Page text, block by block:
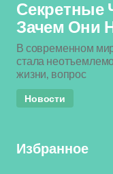
Секретные
Зачем Они
В современном
стала
жизни, вопрос
Новости
Избранное